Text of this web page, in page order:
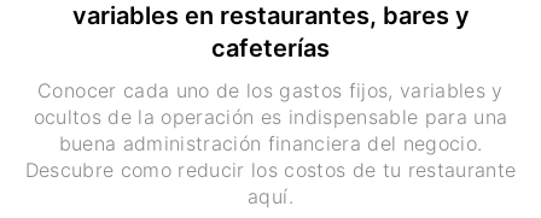
variables en restaurantes, bares y
cafeterías
Conocer cada uno de los gastos fijos, variables y
ocultos de la operación es indispensable para una
buena administración financiera del negocio.
Descubre como reducir los costos de tu restaurante
aquí.